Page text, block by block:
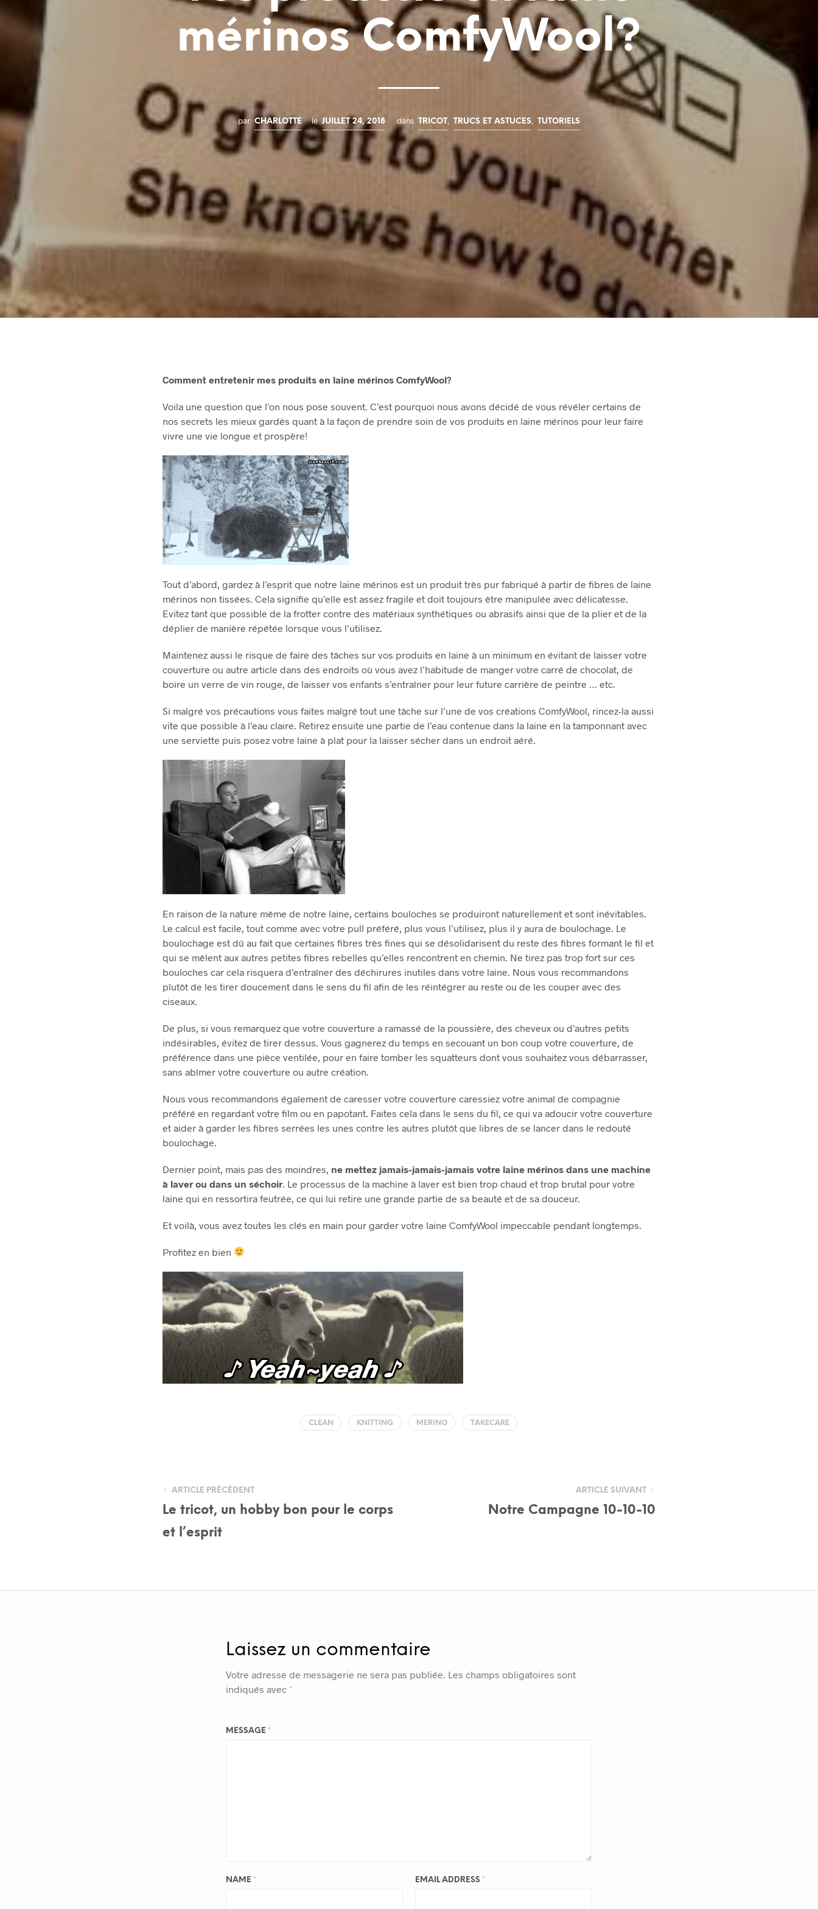
mérinos ComfyWool?
par CHARLOTTE le JUILLET 24, 2018 dans TRICOT, TRUCS ET ASTUCES, TUTORIELS
Comment entretenir mes produits en laine mérinos ComfyWool?
Voila une question que l’on nous pose souvent. C’est pourquoi nous avons décidé de vous révéler certains de
nos secrets les mieux gardés quant à la façon de prendre soin de vos produits en laine mérinos pour leur faire
vivre une vie longue et prospère!
Tout d’abord, gardez à l’esprit que notre laine mérinos est un produit très pur fabriqué à partir de fibres de laine
mérinos non tissées. Cela signifie qu’elle est assez fragile et doit toujours être manipulée avec délicatesse.
Evitez tant que possible de la frotter contre des matériaux synthétiques ou abrasifs ainsi que de la plier et de la
déplier de manière répétée lorsque vous l’utilisez.
Maintenez aussi le risque de faire des tâches sur vos produits en laine à un minimum en évitant de laisser votre
couverture ou autre article dans des endroits où vous avez l’habitude de manger votre carré de chocolat, de
boire un verre de vin rouge, de laisser vos enfants s’entraîner pour leur future carrière de peintre … etc.
Si malgré vos précautions vous faites malgré tout une tâche sur l’une de vos créations ComfyWool, rincez-la aussi
vite que possible à l’eau claire. Retirez ensuite une partie de l’eau contenue dans la laine en la tamponnant avec
une serviette puis posez votre laine à plat pour la laisser sécher dans un endroit aéré.
En raison de la nature même de notre laine, certains bouloches se produiront naturellement et sont inévitables.
Le calcul est facile, tout comme avec votre pull préféré, plus vous l’utilisez, plus il y aura de boulochage. Le
boulochage est dû au fait que certaines fibres très fines qui se désolidarisent du reste des fibres formant le fil et
qui se mêlent aux autres petites fibres rebelles qu’elles rencontrent en chemin. Ne tirez pas trop fort sur ces
bouloches car cela risquera d’entraîner des déchirures inutiles dans votre laine. Nous vous recommandons
plutôt de les tirer doucement dans le sens du fil afin de les réintégrer au reste ou de les couper avec des
ciseaux.
De plus, si vous remarquez que votre couverture a ramassé de la poussière, des cheveux ou d’autres petits
indésirables, évitez de tirer dessus. Vous gagnerez du temps en secouant un bon coup votre couverture, de
préférence dans une pièce ventilée, pour en faire tomber les squatteurs dont vous souhaitez vous débarrasser,
sans abîmer votre couverture ou autre création.
Nous vous recommandons également de caresser votre couverture caressiez votre animal de compagnie
préféré en regardant votre film ou en papotant. Faites cela dans le sens du fil, ce qui va adoucir votre couverture
et aider à garder les fibres serrées les unes contre les autres plutôt que libres de se lancer dans le redouté
boulochage.
Dernier point, mais pas des moindres, ne mettez jamais-jamais-jamais votre laine mérinos dans une machine
à laver ou dans un séchoir . Le processus de la machine à laver est bien trop chaud et trop brutal pour votre
laine qui en ressortira feutrée, ce qui lui retire une grande partie de sa beauté et de sa douceur.
Et voilà, vous avez toutes les clés en main pour garder votre laine ComfyWool impeccable pendant longtemps.
Profitez en bien
CLEAN KNITTING MERINO TAKECARE
ARTICLE PRÉCÉDENT
Le tricot, un hobby bon pour le corps
et l’esprit
ARTICLE SUIVANT
Notre Campagne 10-10-10
Laissez un commentaire
Votre adresse de messagerie ne sera pas publiée. Les champs obligatoires sont
indiqués avec *
MESSAGE *
NAME * EMAIL ADDRESS *